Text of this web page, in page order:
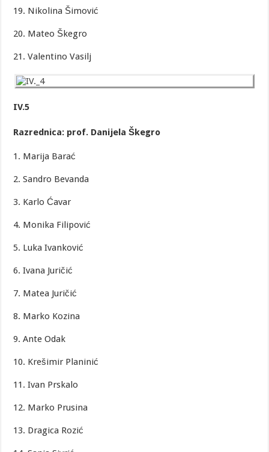
19. Nikolina Šimović
20. Mateo Škegro
21. Valentino Vasilj
IV.5
Razrednica: prof. Danijela Škegro
1. Marija Barać
2. Sandro Bevanda
3. Karlo Ćavar
4. Monika Filipović
5. Luka Ivanković
6. Ivana Juričić
7. Matea Juričić
8. Marko Kozina
9. Ante Odak
10. Krešimir Planinić
11. Ivan Prskalo
12. Marko Prusina
13. Dragica Rozić